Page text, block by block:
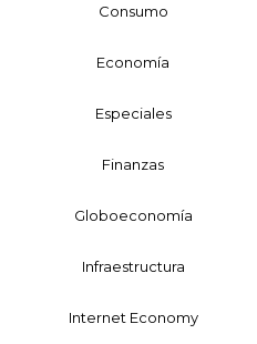
Consumo
Economía
Especiales
Finanzas
Globoeconomía
Infraestructura
Internet Economy